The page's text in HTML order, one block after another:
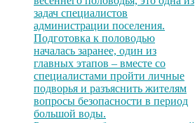
задач специалистов
администрации поселения.
Подготовка к половодью
началась заранее, один из
главных этапов – вместе со
специалистами пройти личные
подворья и разъяснить жителям
вопросы безопасности в период
большой воды.